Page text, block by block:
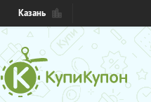
Казань